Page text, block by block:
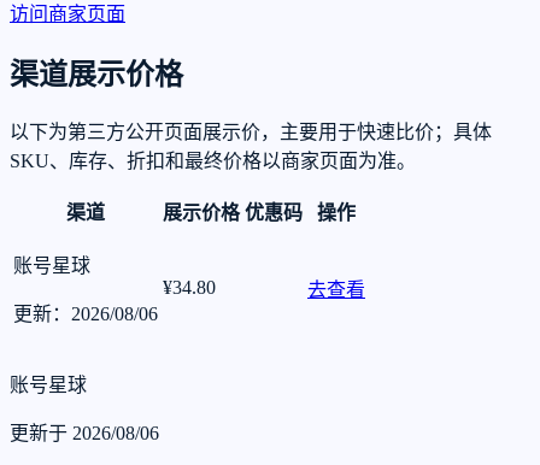
访问商家页面
渠道展示价格
以下为第三方公开页面展示价，主要用于快速比价；具体
SKU、库存、折扣和最终价格以商家页面为准。
渠道 展示价格 优惠码 操作
账号星球
更新：2026/08/06
¥34.80 去查看
账号星球
更新于 2026/08/06